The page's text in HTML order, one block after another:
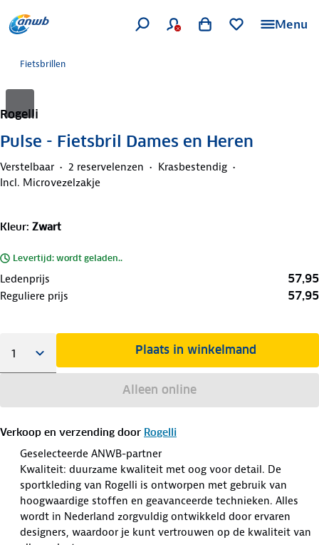
Menu
Fietsbrillen
Rogelli
Pulse - Fietsbril Dames en Heren
Verstelbaar 2 reservelenzen
Krasbestendig
Incl. Microvezelzakje
Kleur: Zwart
Levertijd: wordt geladen..
Ledenprijs 57,95
Reguliere prijs 57,95
Plaats in winkelmand
Alleen online
Verkoop en verzending door Rogelli
Geselecteerde ANWB-partner
Kwaliteit: duurzame kwaliteit met oog voor detail. De
sportkleding van Rogelli is ontworpen met gebruik van
hoogwaardige stoffen en geavanceerde technieken. Alles
wordt in Nederland zorgvuldig ontwikkeld door ervaren
designers, waardoor je kunt vertrouwen op de kwaliteit van